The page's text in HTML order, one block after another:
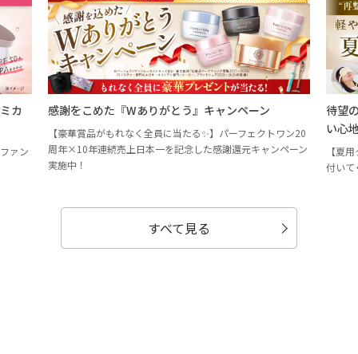
カ
ァン
感謝をこめた『Wありがとう』キャンペーン
【豪華賞品がもれなく全員に当たる✨】パーフェクトワン20
周年×10年連続売上日本一を記念した感謝還元キャンペーン
実施中！
待望
い心
【夏
付いて
すべて見る